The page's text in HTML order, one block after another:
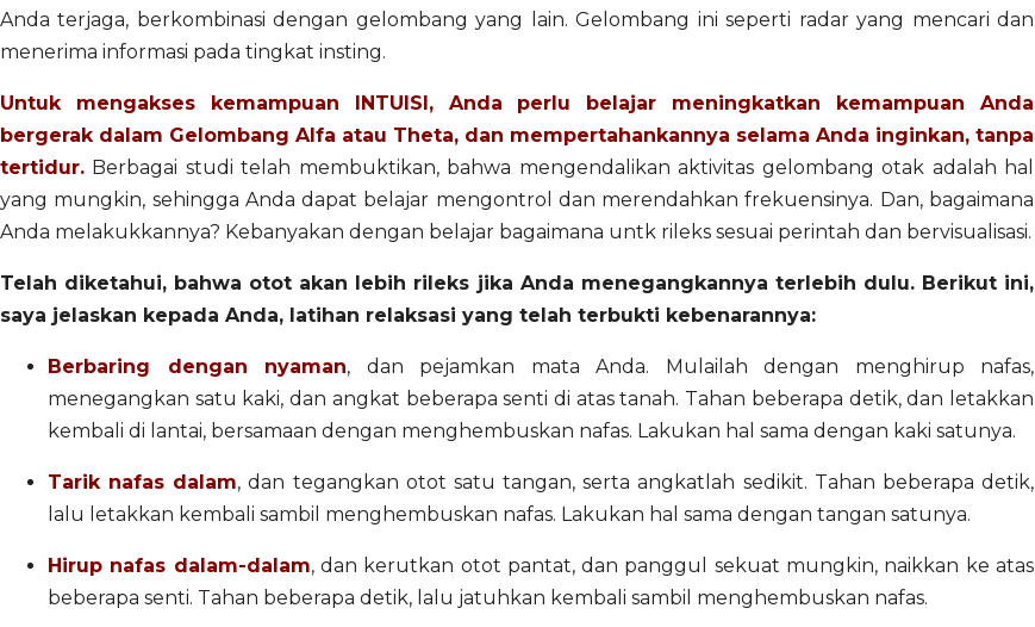
Anda terjaga, berkombinasi dengan gelombang yang lain. Gelombang ini seperti radar yang mencari dan
menerima informasi pada tingkat insting.
Untuk mengakses kemampuan INTUISI, Anda perlu belajar meningkatkan kemampuan Anda
bergerak dalam Gelombang Alfa atau Theta, dan mempertahankannya selama Anda inginkan, tanpa
tertidur. Berbagai studi telah membuktikan, bahwa mengendalikan aktivitas gelombang otak adalah hal
yang mungkin, sehingga Anda dapat belajar mengontrol dan merendahkan frekuensinya. Dan, bagaimana
Anda melakukkannya? Kebanyakan dengan belajar bagaimana untk rileks sesuai perintah dan bervisualisasi.
Telah diketahui, bahwa otot akan lebih rileks jika Anda menegangkannya terlebih dulu. Berikut ini,
saya jelaskan kepada Anda, latihan relaksasi yang telah terbukti kebenarannya:
Berbaring dengan nyaman, dan pejamkan mata Anda. Mulailah dengan menghirup nafas,
menegangkan satu kaki, dan angkat beberapa senti di atas tanah. Tahan beberapa detik, dan letakkan
kembali di lantai, bersamaan dengan menghembuskan nafas. Lakukan hal sama dengan kaki satunya.
Tarik nafas dalam, dan tegangkan otot satu tangan, serta angkatlah sedikit. Tahan beberapa detik,
lalu letakkan kembali sambil menghembuskan nafas. Lakukan hal sama dengan tangan satunya.
Hirup nafas dalam-dalam, dan kerutkan otot pantat, dan panggul sekuat mungkin, naikkan ke atas
beberapa senti. Tahan beberapa detik, lalu jatuhkan kembali sambil menghembuskan nafas.